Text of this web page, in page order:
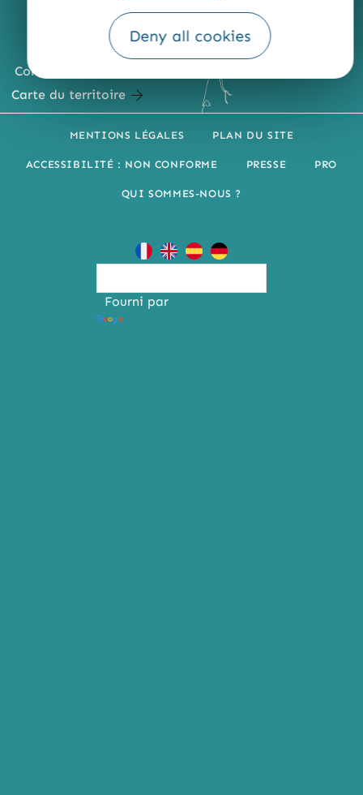
Deny all cookies
Comment venir ?
Carte du territoire
MENTIONS LÉGALES PLAN DU SITE
ACCESSIBILITÉ : NON CONFORME PRESSE PRO
QUI SOMMES-NOUS ?
Fourni par